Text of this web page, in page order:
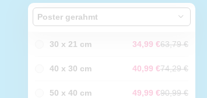
Poster gerahmt
30 x 21 cm 34,99 €63,79 €
40 x 30 cm 40,99 €74,29 €
50 x 40 cm 49,99 €90,99 €